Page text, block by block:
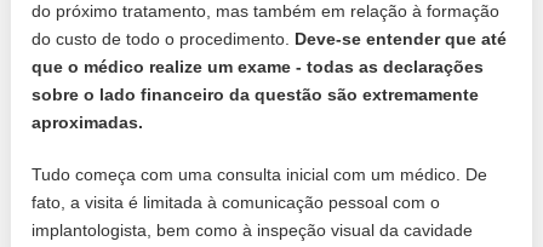
do próximo tratamento, mas também em relação à formação
do custo de todo o procedimento. Deve-se entender que até
que o médico realize um exame - todas as declarações
sobre o lado financeiro da questão são extremamente
aproximadas.
Tudo começa com uma consulta inicial com um médico. De
fato, a visita é limitada à comunicação pessoal com o
implantologista, bem como à inspeção visual da cavidade